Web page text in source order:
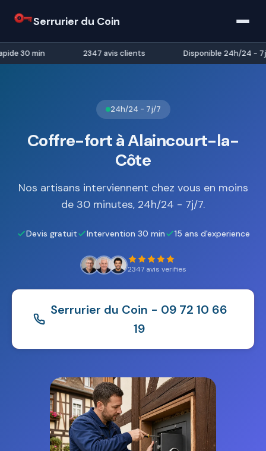
Serrurier du Coin
30 min 2347 avis clients Disponible 24h/24 - 7j/
24h/24 - 7j/7
Coffre-fort à Alaincourt-la-
Côte
Nos artisans interviennent chez vous en moins
de 30 minutes, 24h/24 - 7j/7.
Devis gratuit Intervention 30 min 15 ans d'experience
2347 avis verifies
Serrurier du Coin - 09 72 10 66
19